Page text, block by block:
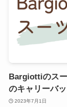
Bargiottiのス
のキャリーバ
2023年7月1日